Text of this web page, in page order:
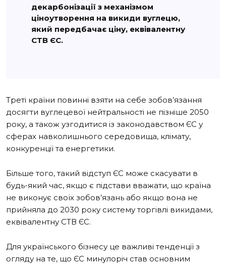
декарбонізації з механізмом
ціноутворення на викиди вуглецю,
який передбачає ціну, еквівалентну
СТВ ЄС.
Треті країни повинні взяти на себе зобов’язання
досягти вуглецевої нейтральності не пізніше 2050
року, а також узгодитися із законодавством ЄС у
сферах навколишнього середовища, клімату,
конкуренції та енергетики.
Більше того, такий відступ ЄС може скасувати в
будь-який час, якщо є підстави вважати, що країна
не виконує своїх зобов’язань або якщо вона не
прийняла до 2030 року систему торгівлі викидами,
еквівалентну СТВ ЄС.
Для українського бізнесу це важливі тенденції з
огляду на те, що ЄС минулоріч став основним